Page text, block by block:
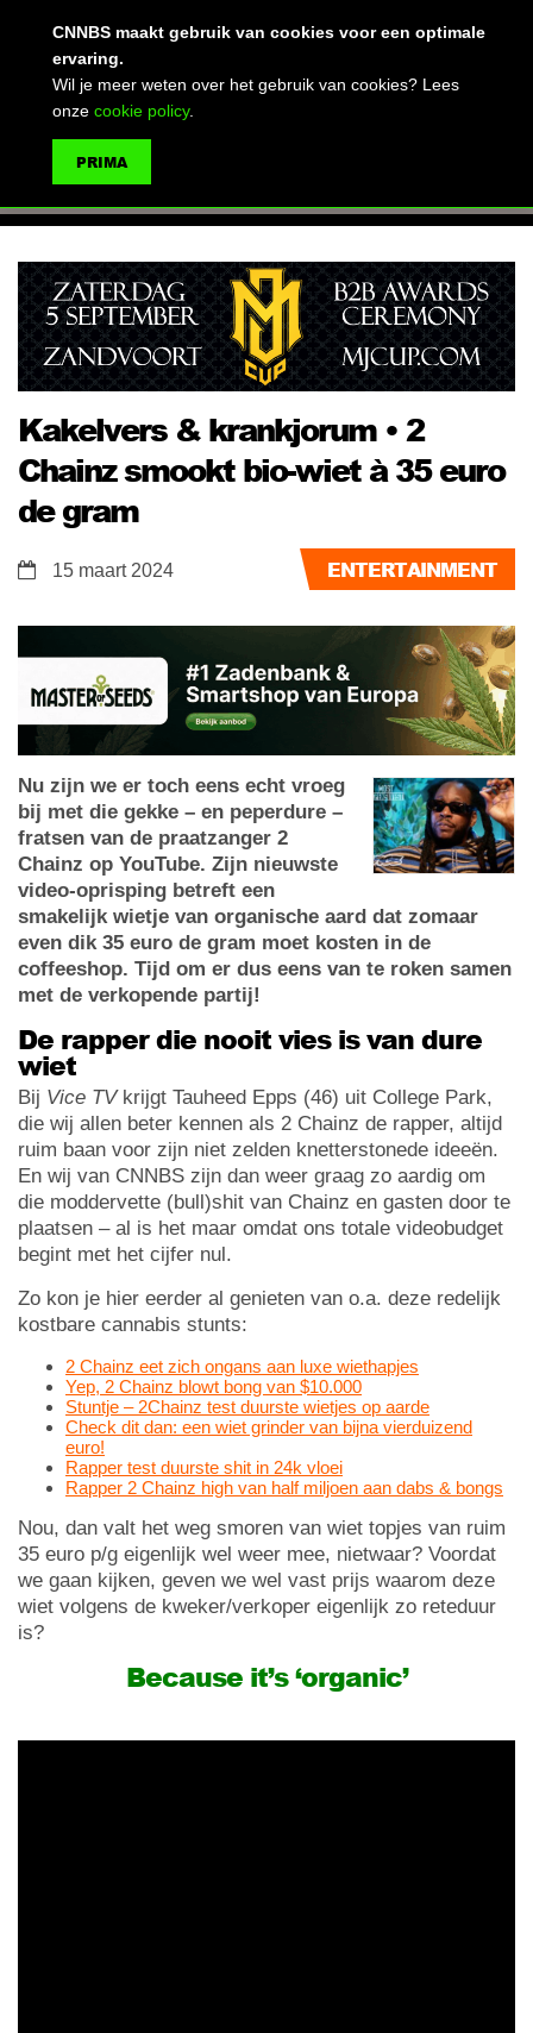
Kakelvers & krankjorum • 2
Chainz smookt bio-wiet à 35 euro
de gram
ENTERTAINMENT
15 maart 2024
Nu zijn we er toch eens echt vroeg
bij met die gekke – en peperdure –
fratsen van de praatzanger 2
Chainz op YouTube. Zijn nieuwste
video-oprisping betreft een
smakelijk wietje van organische aard dat zomaar
even dik 35 euro de gram moet kosten in de
coffeeshop. Tijd om er dus eens van te roken samen
met de verkopende partij!
De rapper die nooit vies is van dure
wiet
Bij Vice TVkrijgt Tauheed Epps (46) uit College Park,
die wij allen beter kennen als 2 Chainz de rapper, altijd
ruim baan voor zijn niet zelden knetterstonede ideeën.
En wij van CNNBS zijn dan weer graag zo aardig om
die moddervette (bull)shit van Chainz en gasten door te
plaatsen – al is het maar omdat ons totale videobudget
begint met het cijfer nul.
Zo kon je hier eerder al genieten van o.a. deze redelijk
kostbare cannabis stunts:
2 Chainz eet zich ongans aan luxe wiethapjes
Yep, 2 Chainz blowt bong van $10.000
Stuntje – 2Chainz test duurste wietjes op aarde
Check dit dan: een wiet grinder van bijna vierduizend
euro!
Rapper test duurste shit in 24k vloei
Rapper 2 Chainz high van half miljoen aan dabs & bongs
Nou, dan valt het weg smoren van wiet topjes van ruim
35 euro p/g eigenlijk wel weer mee, nietwaar? Voordat
we gaan kijken, geven we wel vast prijs waarom deze
wiet volgens de kweker/verkoper eigenlijk zo reteduur
is?
Because it’s ‘organic’
CNNBS maakt gebruik van cookies voor een optimale
ervaring.
Wil je meer weten over het gebruik van cookies? Lees
onze cookie policy.
PRIMA